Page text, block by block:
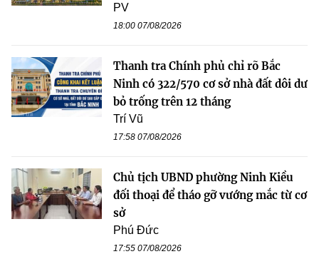
PV
18:00 07/08/2026
Thanh tra Chính phủ chỉ rõ Bắc
Ninh có 322/570 cơ sở nhà đất dôi dư
bỏ trống trên 12 tháng
Trí Vũ
17:58 07/08/2026
Chủ tịch UBND phường Ninh Kiều
đối thoại để tháo gỡ vướng mắc từ cơ
sở
Phú Đức
17:55 07/08/2026